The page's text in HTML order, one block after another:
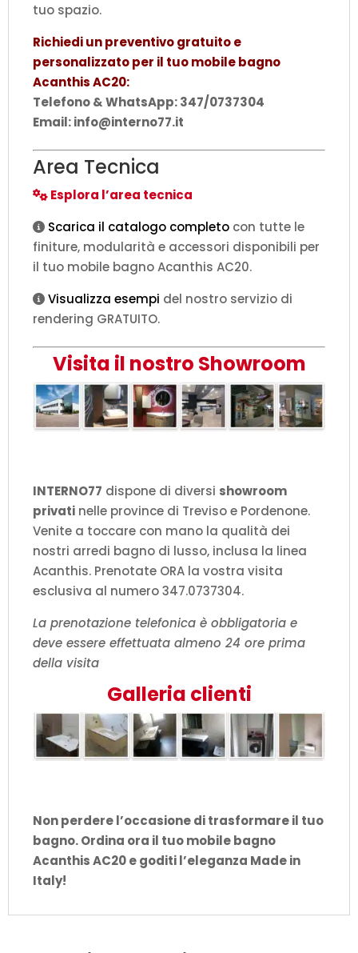
tuo spazio.
Richiedi un preventivo gratuito e
personalizzato per il tuo mobile bagno
Acanthis AC20:
Telefono & WhatsApp: 347/0737304
Email: info@interno77.it
Area Tecnica
Esplora l’area tecnica
Scarica il catalogo completo con tutte le
finiture, modularità e accessori disponibili per
il tuo mobile bagno Acanthis AC20.
Visualizza esempi del nostro servizio di
rendering GRATUITO.
Visita il nostro Showroom
INTERNO77 dispone di diversi showroom
privati nelle province di Treviso e Pordenone.
Venite a toccare con mano la qualità dei
nostri arredi bagno di lusso, inclusa la linea
Acanthis. Prenotate ORA la vostra visita
esclusiva al numero 347.0737304.
La prenotazione telefonica è obbligatoria e
deve essere effettuata almeno 24 ore prima
della visita
Galleria clienti
Non perdere l’occasione di trasformare il tuo
bagno. Ordina ora il tuo mobile bagno
Acanthis AC20 e goditi l’eleganza Made in
Italy!